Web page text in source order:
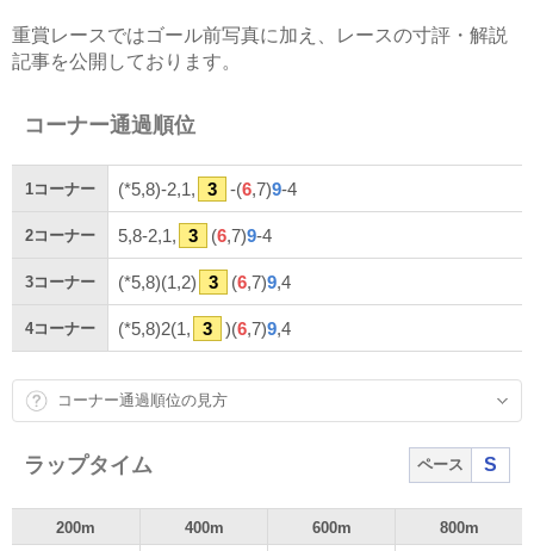
重賞レースではゴール前写真に加え、レースの寸評・解説
記事を公開しております。
コーナー通過順位
1コーナー (*5,8)-2,1, 3 -(6,7)9-4
2コーナー 5,8-2,1, 3 (6,7)9-4
3コーナー (*5,8)(1,2) 3 (6,7)9,4
4コーナー (*5,8)2(1, 3 )(6,7)9,4
コーナー通過順位の見方
ラップタイム ペース S
200m 400m 600m 800m